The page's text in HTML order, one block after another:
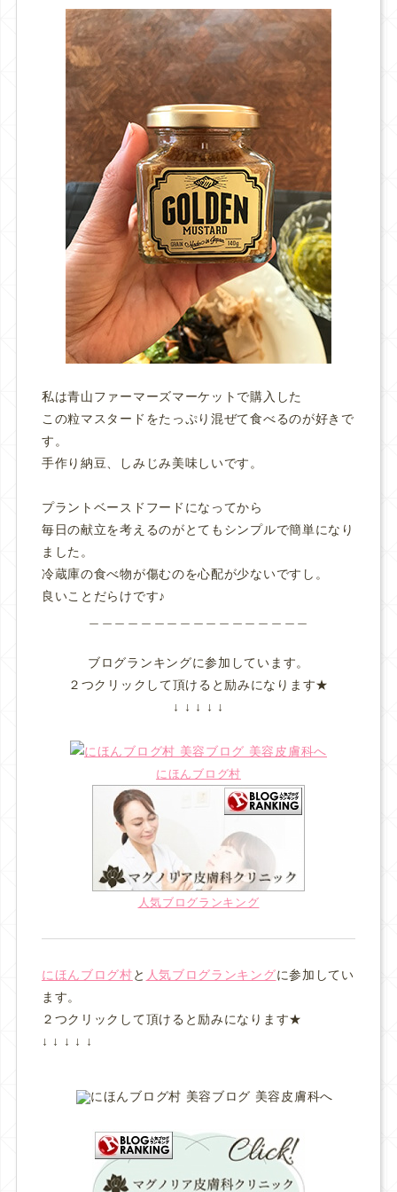
私は青山ファーマーズマーケットで購入した
この粒マスタードをたっぷり混ぜて食べるのが好きで
す。
手作り納豆、しみじみ美味しいです。
プラントベースドフードになってから
毎日の献立を考えるのがとてもシンプルで簡単になり
ました。
冷蔵庫の食べ物が傷むのを心配が少ないですし。
良いことだらけです♪
ブログランキングに参加しています。
２つクリックして頂けると励みになります★
↓ ↓ ↓ ↓ ↓
にほんブログ村
人気ブログランキング
にほんブログ村と 人気ブログランキングに参加してい
ます。
２つクリックして頂けると励みになります★
↓ ↓ ↓ ↓ ↓